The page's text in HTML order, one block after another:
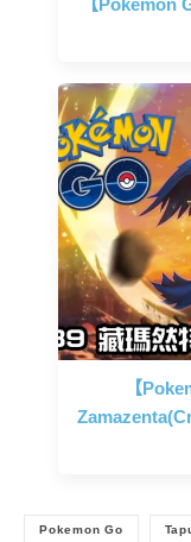
【Pokemon
【
Pokemon Go